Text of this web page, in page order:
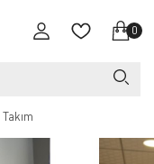
0
Takım